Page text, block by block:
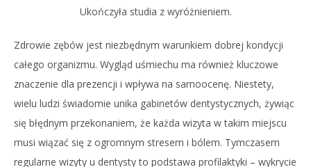
Ukończyła studia z wyróżnieniem.
Zdrowie zębów jest niezbędnym warunkiem dobrej kondycji
całego organizmu. Wygląd uśmiechu ma również kluczowe
znaczenie dla prezencji i wpływa na samoocenę. Niestety,
wielu ludzi świadomie unika gabinetów dentystycznych, żywiąc
się błędnym przekonaniem, że każda wizyta w takim miejscu
musi wiązać się z ogromnym stresem i bólem. Tymczasem
regularne wizyty u dentysty to podstawa profilaktyki – wykrycie